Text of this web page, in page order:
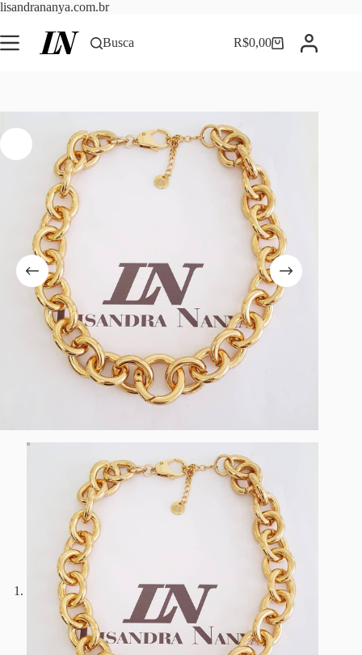
lisandrananya.com.brPular
o
conteúdo
Busca Carrinho
R$0,00